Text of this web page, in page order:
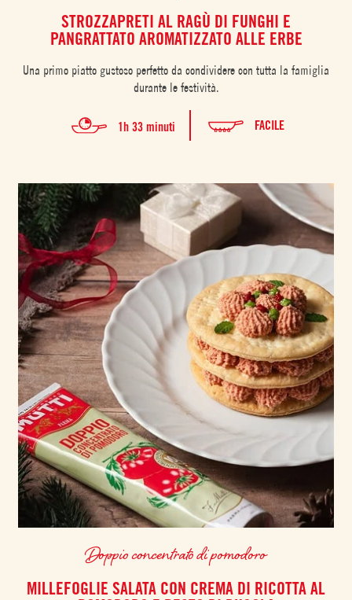
STROZZAPRETI AL RAGÙ DI FUNGHI E
PANGRATTATO AROMATIZZATO ALLE ERBE
Una primo piatto gustoso perfetto da condividere con tutta la famiglia
durante le festività.
1h 33 minuti FACILE
Doppio concentrato di pomodoro
MILLEFOGLIE SALATA CON CREMA DI RICOTTA AL